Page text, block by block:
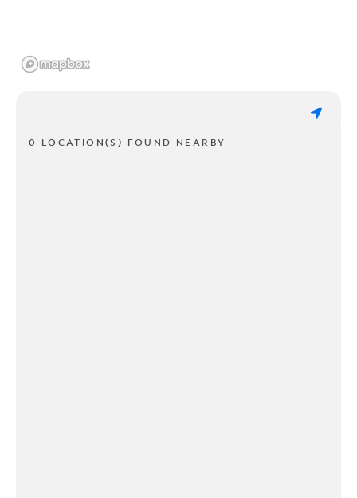
0 LOCATION(S) FOUND NEARBY